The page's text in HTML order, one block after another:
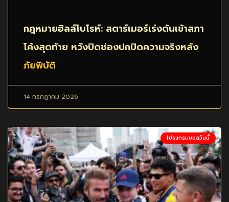
กฎหมายฮิลส์โบโรห์: สตาร์เมอร์เร่งดันเข้าสภา
โค้งสุดท้าย หวังปิดช่องปกปิดความจริงหลัง
ภัยพิบัติ
14 กรกฎาคม 2026
โปรแกรมบอลวันนี้